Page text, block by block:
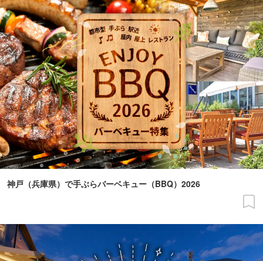
神戸（兵庫県）で手ぶらバーベキュー（BBQ）2026